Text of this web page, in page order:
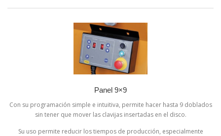
Panel 9×9
Con su programación simple e intuitiva, permite hacer hasta 9 doblados
sin tener que mover las clavijas insertadas en el disco.
Su uso permite reducir los tiempos de producción, especialmente